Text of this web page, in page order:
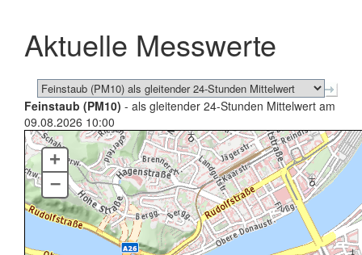
schließen
Aktuelle Messwerte
Feinstaub (PM10) - als gleitender 24-Stunden Mittelwert am
09.08.2026 10:00
+
–